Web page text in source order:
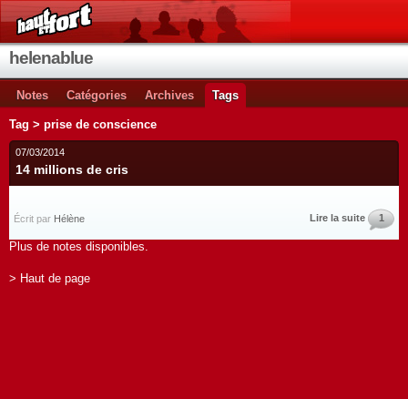
helenablue
Notes Catégories Archives Tags
Tag > prise de conscience
07/03/2014
14 millions de cris
Écrit par Hélène Lire la suite 1
Plus de notes disponibles.
> Haut de page